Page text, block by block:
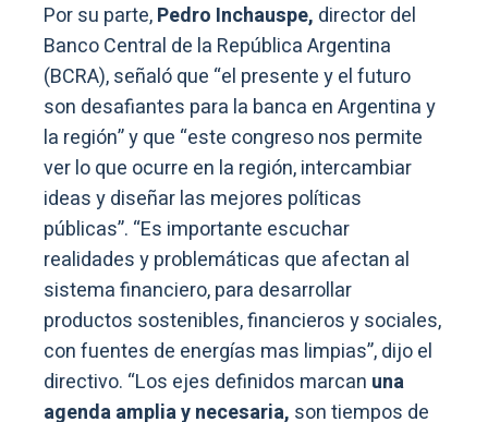
Por su parte,Pedro Inchauspe, director del
Banco Central de la República Argentina
(BCRA), señaló que “el presente y el futuro
son desafiantes para la banca en Argentina y
la región” y que “este congreso nos permite
ver lo que ocurre en la región, intercambiar
ideas y diseñar las mejores políticas
públicas”. “Es importante escuchar
realidades y problemáticas que afectan al
sistema financiero, para desarrollar
productos sostenibles, financieros y sociales,
con fuentes de energías mas limpias”, dijo el
directivo. “Los ejes definidos marcan una
agenda amplia y necesaria, son tiempos de